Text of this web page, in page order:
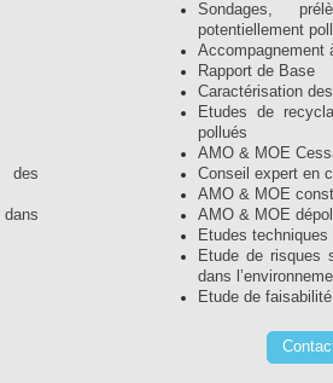
des
Sondages,
potentiellement
Accompagnement
Rapport de Base
Caractérisation
Etudes de
pollués
AMO & MOE
Conseil expert en
AMO & MOE
AMO & MOE
Etudes
Etude de risques
dans
Etude de